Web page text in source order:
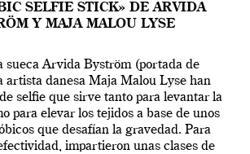
SELFIE STICK» DE ARVIDA
Y MAJA MALOU LYSE
sueca Arvida Byström (portada de
artista danesa Maja Malou Lyse han
selfie que sirve tanto para levantar la
para elevar los tejidos a base de unos
que desafían la gravedad. Para
impartieron unas clases de